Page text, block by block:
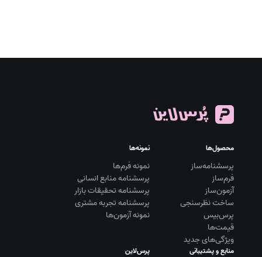
محصول‌ها
پرسشنامه‌ساز
فرم‌ساز
آزمون‌ساز
ساخت نظرسنجی
پرس‌بیس
قیمت‌ها
ویژگی‌های جدید
نمونه‌ها
نمونه فرم‌ها
پرسشنامه منابع انسانی
پرسشنامه تحقیقات بازار
پرسشنامه تجربه مشتری
نمونه آزمون‌ها
منابع و پشتیبانی پرس‌لاین